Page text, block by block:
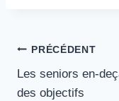
Navigation
de
PRÉCÉDENT
Les seniors en-
des objectifs